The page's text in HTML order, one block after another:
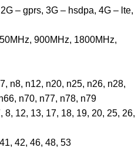
– gprs, 3G – hsdpa, 4G – lte,
900MHz, 1800MHz,
n8, n12, n20, n25, n26, n28,
n70, n77, n78, n79
8, 12, 13, 17, 18, 19, 20, 25, 26,
42, 46, 48, 53